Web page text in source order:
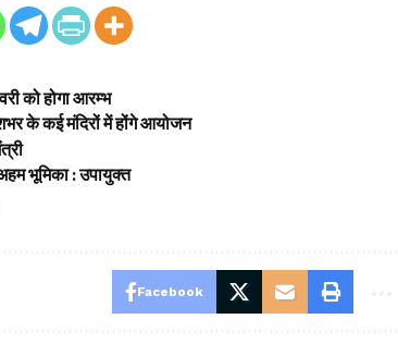
को होगा आरम्भ
के कई मंदिरों में होंगे आयोजन
भूमिका : उपायुक्त
Facebook